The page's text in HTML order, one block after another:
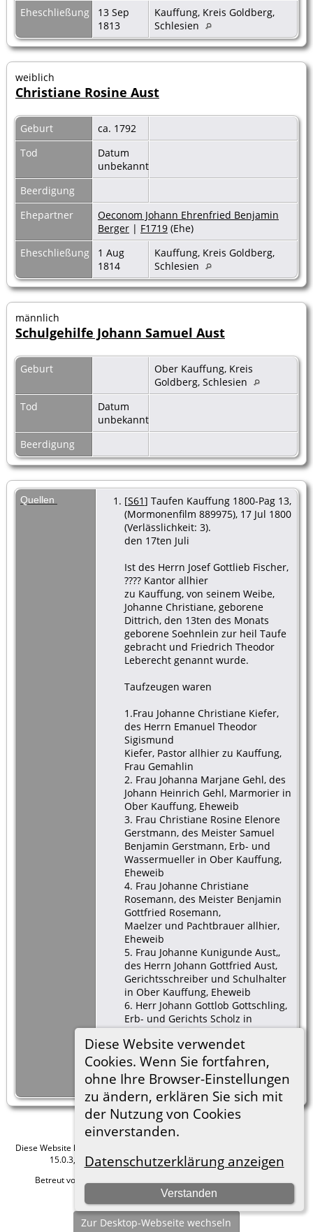
Diese Website verwendet
Cookies. Wenn Sie fortfahren,
ohne Ihre Browser-Einstellungen
zu ändern, erklären Sie sich mit
der Nutzung von Cookies
einverstanden.
Datenschutzerklärung anzeigen
Verstanden
Eheschließung
13 Sep
1813
Kauffung, Kreis Goldberg,
Schlesien
weiblich
Christiane Rosine Aust
Geburt
ca. 1792
Tod
Datum
unbekannt
Beerdigung
Ehepartner
Oeconom Johann Ehrenfried Benjamin
Berger | F1719 (Ehe)
Eheschließung
1 Aug
1814
Kauffung, Kreis Goldberg,
Schlesien
männlich
Schulgehilfe Johann Samuel Aust
Geburt
Ober Kauffung, Kreis
Goldberg, Schlesien
Tod
Datum
unbekannt
Beerdigung
Quellen [S61] Taufen Kauffung 1800-Pag 13,
(Mormonenfilm 889975), 17 Jul 1800
(Verlässlichkeit: 3).
den 17ten Juli
Ist des Herrn Josef Gottlieb Fischer,
???? Kantor allhier
zu Kauffung, von seinem Weibe,
Johanne Christiane, geborene
Dittrich, den 13ten des Monats
geborene Soehnlein zur heil Taufe
gebracht und Friedrich Theodor
Leberecht genannt wurde.
Taufzeugen waren
1.Frau Johanne Christiane Kiefer,
des Herrn Emanuel Theodor
Sigismund
Kiefer, Pastor allhier zu Kauffung,
Frau Gemahlin
2. Frau Johanna Marjane Gehl, des
Johann Heinrich Gehl, Marmorier in
Ober Kauffung, Eheweib
3. Frau Christiane Rosine Elenore
Gerstmann, des Meister Samuel
Benjamin Gerstmann, Erb- und
Wassermueller in Ober Kauffung,
Eheweib
4. Frau Johanne Christiane
Rosemann, des Meister Benjamin
Gottfried Rosemann,
Maelzer und Pachtbrauer allhier,
Eheweib
5. Frau Johanne Kunigunde Aust,,
des Herrn Johann Gottfried Aust,
Gerichtsschreiber und Schulhalter
in Ober Kauffung, Eheweib
6. Herr Johann Gottlob Gottschling,
Erb- und Gerichts Scholz in
Tiefhartmannsdorf
7. Meister Johann Gottlob Linke,
Erb- und Wassermueller in Nieder
Kauffung
Taufzeugen Nr.5
Diese Website läuft mit
15.0.3, programmiert von Darrin Lythgoe © 2001-2026.
Betreut von
Hier geht es zum Impressum
Zur Desktop-Webseite wechseln